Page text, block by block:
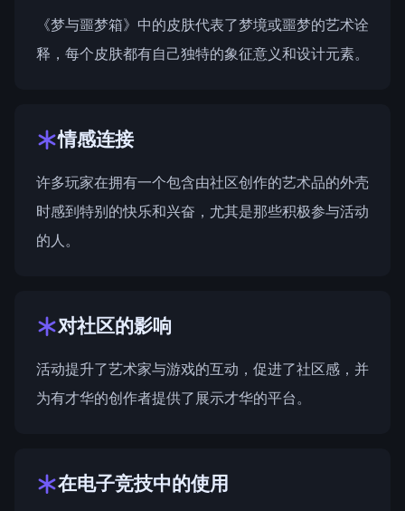
《梦与噩梦箱》中的皮肤代表了梦境或噩梦的艺术诠
释，每个皮肤都有自己独特的象征意义和设计元素。
情感连接
许多玩家在拥有一个包含由社区创作的艺术品的外壳
时感到特别的快乐和兴奋，尤其是那些积极参与活动
的人。
对社区的影响
活动提升了艺术家与游戏的互动，促进了社区感，并
为有才华的创作者提供了展示才华的平台。
在电子竞技中的使用